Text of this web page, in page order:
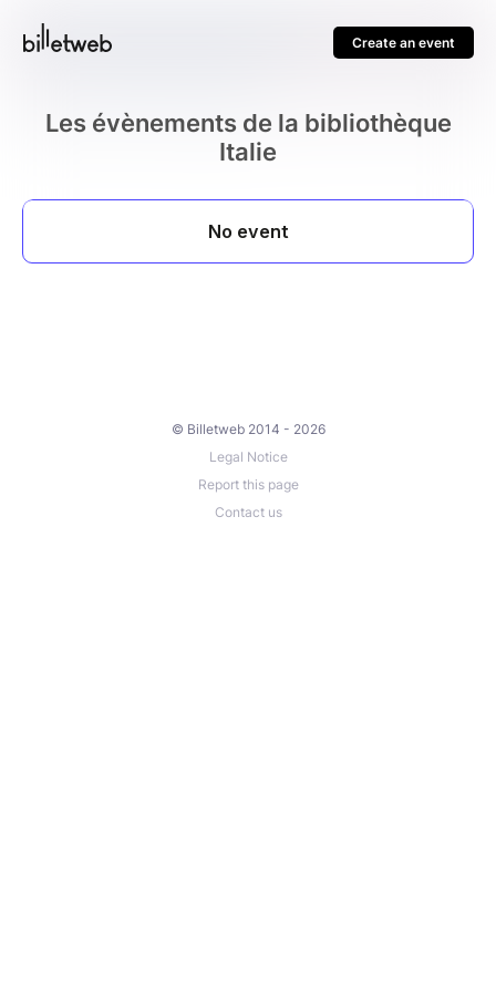
Create an event
Les évènements de la bibliothèque
Italie
© Billetweb 2014 - 2026
Legal Notice
Report this page
Contact us